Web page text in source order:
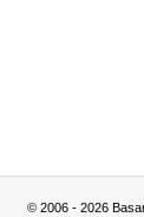
© 2006 - 2026